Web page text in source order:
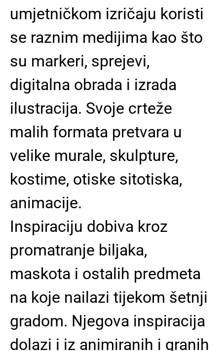
umjetničkom izričaju koristi
se raznim medijima kao što
su markeri, sprejevi,
digitalna obrada i izrada
ilustracija. Svoje crteže
malih formata pretvara u
velike murale, skulpture,
kostime, otiske sitotiska,
animacije.
Inspiraciju dobiva kroz
promatranje biljaka,
maskota i ostalih predmeta
na koje nailazi tijekom šetnji
gradom. Njegova inspiracija
dolazi i iz animiranih i granih